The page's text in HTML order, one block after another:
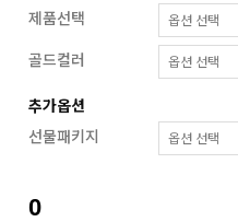
제품선택
골드컬러
추가옵션
선물패키지
0